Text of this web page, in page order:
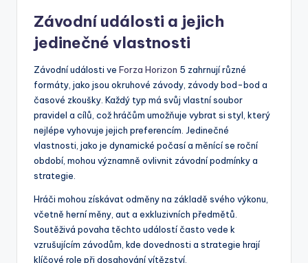
Závodní události a jejich
jedinečné vlastnosti
Závodní události ve Forza Horizon 5 zahrnují různé
formáty, jako jsou okruhové závody, závody bod-bod a
časové zkoušky. Každý typ má svůj vlastní soubor
pravidel a cílů, což hráčům umožňuje vybrat si styl, který
nejlépe vyhovuje jejich preferencím. Jedinečné
vlastnosti, jako je dynamické počasí a měnící se roční
období, mohou významně ovlivnit závodní podmínky a
strategie.
Hráči mohou získávat odměny na základě svého výkonu,
včetně herní měny, aut a exkluzivních předmětů.
Soutěživá povaha těchto událostí často vede k
vzrušujícím závodům, kde dovednosti a strategie hrají
klíčové role při dosahování vítězství.